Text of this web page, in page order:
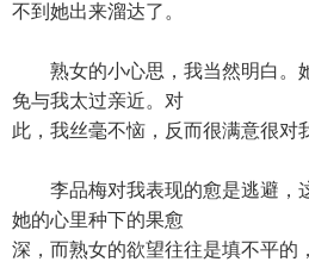
不到她出来溜达了。
熟女的小心思，我当然明白。
免与我太过亲近。对
此，我丝毫不恼，反而很满意很对
李品梅对我表现的愈是逃避，
她的心里种下的果愈
深，而熟女的欲望往往是填不平的